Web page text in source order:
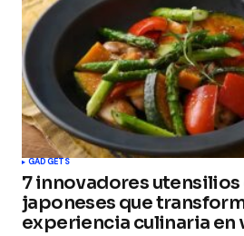
GADGETS
7 innovadores utensilios
japoneses que
experiencia culinaria en